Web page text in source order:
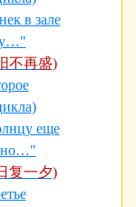
в зале
不再盛)
еще
复一夕)